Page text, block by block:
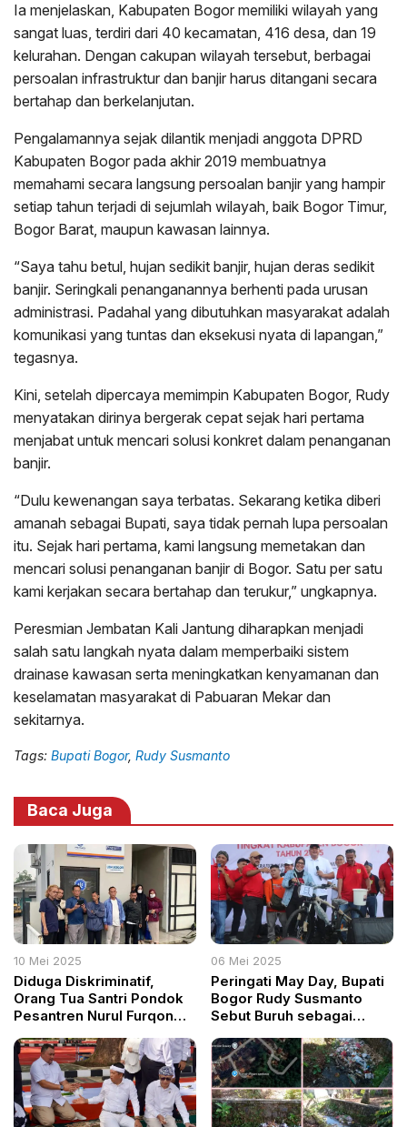
Ia menjelaskan, Kabupaten Bogor memiliki wilayah yang
sangat luas, terdiri dari 40 kecamatan, 416 desa, dan 19
kelurahan. Dengan cakupan wilayah tersebut, berbagai
persoalan infrastruktur dan banjir harus ditangani secara
bertahap dan berkelanjutan.
Pengalamannya sejak dilantik menjadi anggota DPRD
Kabupaten Bogor pada akhir 2019 membuatnya
memahami secara langsung persoalan banjir yang hampir
setiap tahun terjadi di sejumlah wilayah, baik Bogor Timur,
Bogor Barat, maupun kawasan lainnya.
“Saya tahu betul, hujan sedikit banjir, hujan deras sedikit
banjir. Seringkali penanganannya berhenti pada urusan
administrasi. Padahal yang dibutuhkan masyarakat adalah
komunikasi yang tuntas dan eksekusi nyata di lapangan,”
tegasnya.
Kini, setelah dipercaya memimpin Kabupaten Bogor, Rudy
menyatakan dirinya bergerak cepat sejak hari pertama
menjabat untuk mencari solusi konkret dalam penanganan
banjir.
“Dulu kewenangan saya terbatas. Sekarang ketika diberi
amanah sebagai Bupati, saya tidak pernah lupa persoalan
itu. Sejak hari pertama, kami langsung memetakan dan
mencari solusi penanganan banjir di Bogor. Satu per satu
kami kerjakan secara bertahap dan terukur,” ungkapnya.
Peresmian Jembatan Kali Jantung diharapkan menjadi
salah satu langkah nyata dalam memperbaiki sistem
drainase kawasan serta meningkatkan kenyamanan dan
keselamatan masyarakat di Pabuaran Mekar dan
sekitarnya.
Tags: Bupati Bogor, Rudy Susmanto
Baca Juga
10 Mei 2025
Diduga Diskriminatif,
Orang Tua Santri Pondok
Pesantren Nurul Furqon
Terkait Syahadah Al-
Qur’an
06 Mei 2025
Peringati May Day, Bupati
Bogor Rudy Susmanto
Sebut Buruh sebagai
Penyumbang
Pembangunan